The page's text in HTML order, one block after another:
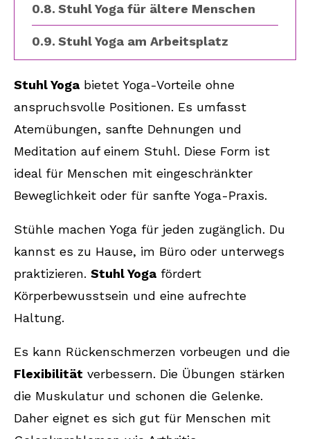
Stuhl Yoga für ältere Menschen
Stuhl Yoga am Arbeitsplatz
Sitzen
Tipps für eine erfolgreiche Stuhl
Yoga Praxis
Fazit
Für wen ist Stuhl-Yoga geeignet?
Welche Vorteile bietet Yoga im Sitzen?
Was brauche ich für Stuhl-Yoga?
dem Stuhl?
Welche Atemtechniken eignen sich
für Stuhl-Yoga?
Stuhl Yoga bietet Yoga-Vorteile ohne
anspruchsvolle Positionen. Es umfasst
Atemübungen, sanfte Dehnungen und
Meditation auf einem Stuhl. Diese Form ist
ideal für Menschen mit eingeschränkter
Beweglichkeit oder für sanfte Yoga-Praxis.
Stühle machen Yoga für jeden zugänglich. Du
kannst es zu Hause, im Büro oder unterwegs
praktizieren. Stuhl Yoga fördert
Körperbewusstsein und eine aufrechte
Haltung.
Es kann Rückenschmerzen vorbeugen und die
Flexibilität verbessern. Die Übungen stärken
die Muskulatur und schonen die Gelenke.
Daher eignet es sich gut für Menschen mit